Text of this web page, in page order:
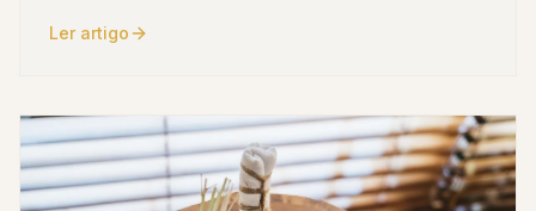
Ler artigo